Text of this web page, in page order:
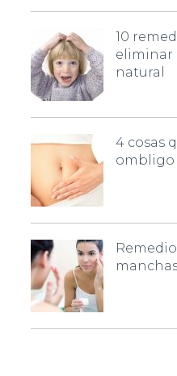
10
eliminar
natural
4 cosas
ombligo